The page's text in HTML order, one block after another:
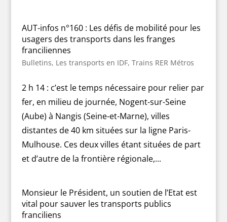
AUT-infos n°160 : Les défis de mobilité pour les
usagers des transports dans les franges
franciliennes
Bulletins, Les transports en IDF, Trains RER Métros
2 h 14 : c’est le temps nécessaire pour relier par
fer, en milieu de journée, Nogent-sur-Seine
(Aube) à Nangis (Seine-et-Marne), villes
distantes de 40 km situées sur la ligne Paris-
Mulhouse. Ces deux villes étant situées de part
et d’autre de la frontière régionale,...
Monsieur le Président, un soutien de l’Etat est
vital pour sauver les transports publics
franciliens